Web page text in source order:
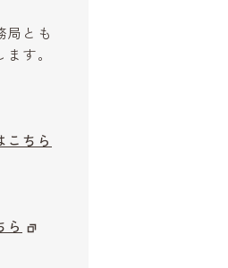
局とも
す。
こちら
ら